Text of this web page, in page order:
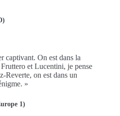
captivant. On est dans la
et Lucentini, je pense
Reverte, on est dans un
»
1)